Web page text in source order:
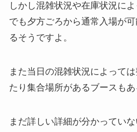
しかし混雑状況や在庫状況に
でも夕方ごろから通常入場が
るそうですよ。
また当日の混雑状況によって
たり集合場所があるブースもあ
まだ詳しい詳細が分かってい